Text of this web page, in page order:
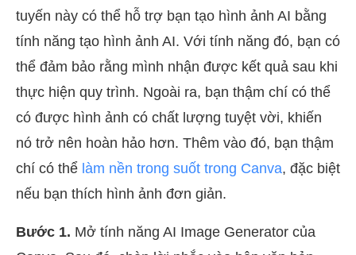
tuyến này có thể hỗ trợ bạn tạo hình ảnh AI bằng
tính năng tạo hình ảnh AI. Với tính năng đó, bạn có
thể đảm bảo rằng mình nhận được kết quả sau khi
thực hiện quy trình. Ngoài ra, bạn thậm chí có thể
có được hình ảnh có chất lượng tuyệt vời, khiến
nó trở nên hoàn hảo hơn. Thêm vào đó, bạn thậm
chí có thể làm nền trong suốt trong Canva, đặc biệt
nếu bạn thích hình ảnh đơn giản.
Bước 1. Mở tính năng AI Image Generator của